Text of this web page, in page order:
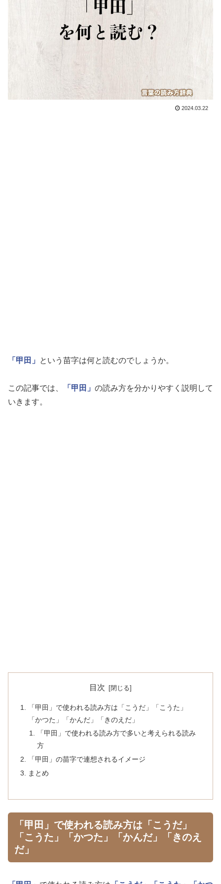
2024.03.22
「甲田」 という苗字は何と読むのでしょうか。
この記事では、 「甲田」 の読み方を分かりやすく説明して
いきます。
目次
「甲田」で使われる読み方は「こうだ」「こうた」
「かつた」「かんだ」「きのえだ」
「甲田」で使われる読み方で多いと考えられる読み
方
「甲田」の苗字で連想されるイメージ
まとめ
「甲田」で使われる読み方は「こうだ」
「こうた」「かつた」「かんだ」「きのえ
だ」